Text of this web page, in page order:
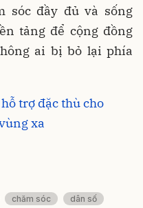
sóc đầy đủ và sống
tảng để cộng đồng
ai bị bỏ lại phía
trợ đặc thù cho
xa
chăm sóc dân số